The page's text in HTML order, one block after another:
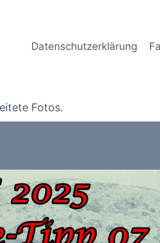
Datenschutzerklärung
Fotos.